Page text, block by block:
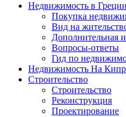
Недвижимость в Греции
Покупка
Вид на
Дополнительная
Вопросы-ответы
Гид по
Недвижимость На
Строительство
Строительство
Реконструкция
Проектирование